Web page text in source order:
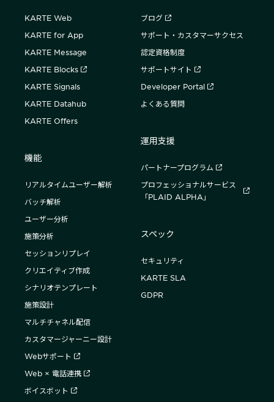
KARTE Web
KARTE for App
KARTE Message
KARTE Blocks
KARTE Signals
KARTE Datahub
KARTE Offers
機能
リアルタイムユーザー解析
バッチ解析
ユーザー分析
施策分析
セッションリプレイ
クリエイティブ作成
シナリオテンプレート
施策設計
マルチチャネル配信
カスタマージャーニー設計
Webサポート
Web × 電話連携
ボイスボット
ブログ
サポート・カスタマーサクセス
認定資格制度
サポートサイト
Developer Portal
よくある質問
運用支援
パートナープログラム
プロフェッショナルサービス
「PLAID ALPHA」
スペック
セキュリティ
KARTE SLA
GDPR